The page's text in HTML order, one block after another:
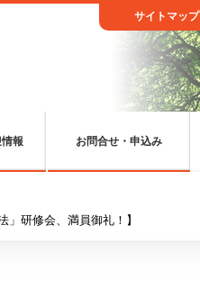
サイトマップ
報 お問合せ・申込み
」研修会、満員御礼！】